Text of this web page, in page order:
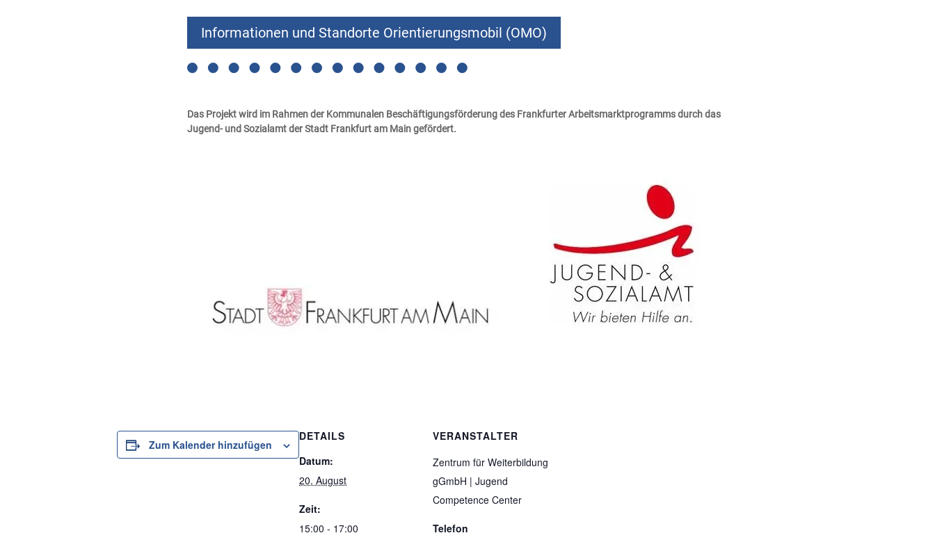
Informationen und Standorte Orientierungsmobil (OMO)
Das Projekt wird im Rahmen der Kommunalen Beschäftigungsförderung des Frankfurter Arbeitsmarktprogramms durch das
Jugend- und Sozialamt der Stadt Frankfurt am Main gefördert.
Zum Kalender hinzufügen
DETAILS
Datum:
20. August
Zeit:
15:00 - 17:00
VERANSTALTER
Zentrum für Weiterbildung
gGmbH | Jugend
Competence Center
Telefon